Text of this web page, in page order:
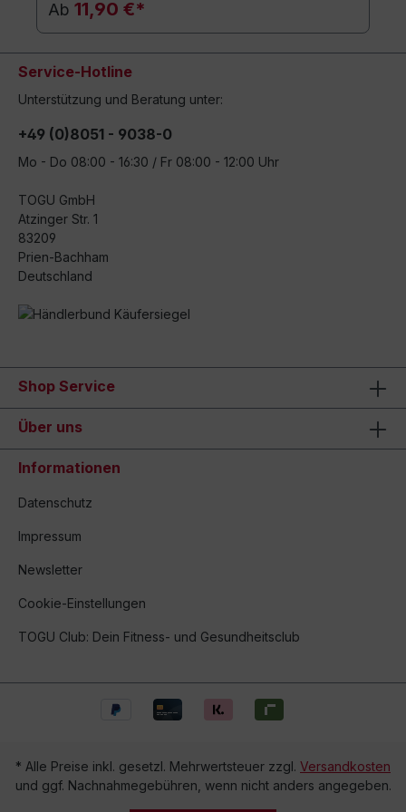
Ab 11,90 €*
Service-Hotline
Unterstützung und Beratung unter:
+49 (0)8051 - 9038-0
Mo - Do 08:00 - 16:30 / Fr 08:00 - 12:00 Uhr
TOGU GmbH
Atzinger Str. 1
83209
Prien-Bachham
Deutschland
Shop Service
Über uns
Informationen
Datenschutz
Impressum
Newsletter
Cookie-Einstellungen
TOGU Club: Dein Fitness- und Gesundheitsclub
* Alle Preise inkl. gesetzl. Mehrwertsteuer zzgl. Versandkosten
und ggf. Nachnahmegebühren, wenn nicht anders angegeben.